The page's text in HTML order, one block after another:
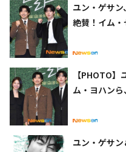
ユン・ゲサ
絶賛！イム
【PHOTO
ム・ヨハン
ユン・ゲサ